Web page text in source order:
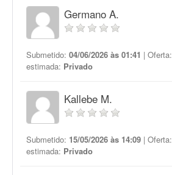
Germano A.
Submetido: 04/06/2026 às 01:41 | Oferta:
estimada: Privado
Kallebe M.
Submetido: 15/05/2026 às 14:09 | Oferta:
estimada: Privado